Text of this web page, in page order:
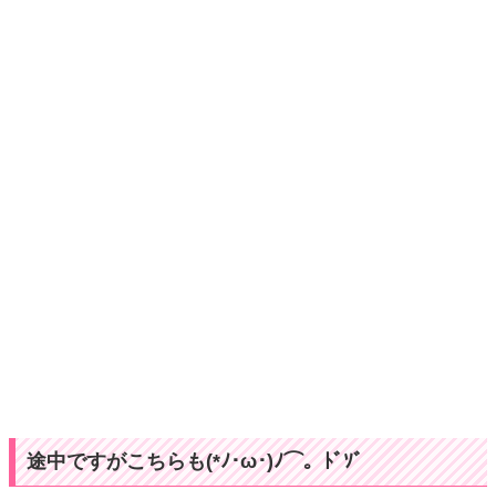
途中ですがこちらも(*ﾉ･ω･)ﾉ⌒。ﾄﾞｿﾞ